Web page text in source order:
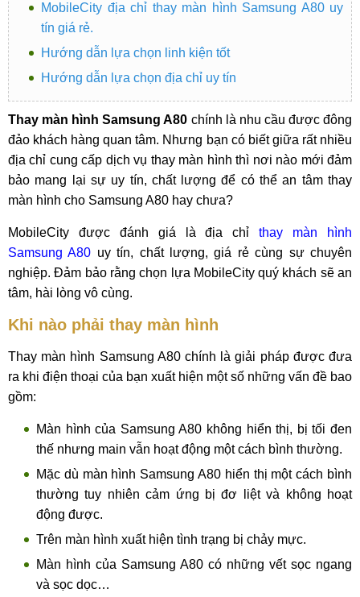
MobileCity địa chỉ thay màn hình Samsung A80 uy
tín giá rẻ.
Hướng dẫn lựa chọn linh kiện tốt
Hướng dẫn lựa chọn địa chỉ uy tín
Thay màn hình Samsung A80 chính là nhu cầu được đông
đảo khách hàng quan tâm. Nhưng bạn có biết giữa rất nhiều
địa chỉ cung cấp dịch vụ thay màn hình thì nơi nào mới đảm
bảo mang lại sự uy tín, chất lượng để có thể an tâm thay
màn hình cho Samsung A80 hay chưa?
MobileCity được đánh giá là địa chỉthay màn hình
Samsung A80 uy tín, chất lượng, giá rẻ cùng sự chuyên
nghiệp. Đảm bảo rằng chọn lựa MobileCity quý khách sẽ an
tâm, hài lòng vô cùng.
Khi nào phải thay màn hình
Thay màn hình Samsung A80 chính là giải pháp được đưa
ra khi điện thoại của bạn xuất hiện một số những vấn đề bao
gồm:
Màn hình của Samsung A80 không hiển thị, bị tối đen
thế nhưng main vẫn hoạt động một cách bình thường.
Mặc dù màn hình Samsung A80 hiển thị một cách bình
thường tuy nhiên cảm ứng bị đơ liệt và không hoạt
động được.
Trên màn hình xuất hiện tình trạng bị chảy mực.
Màn hình của Samsung A80 có những vết sọc ngang
và sọc dọc…